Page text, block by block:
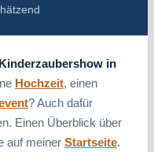
in
Hochzeit, einen
? Auch dafür
Einen Überblick über
auf meiner Startseite.